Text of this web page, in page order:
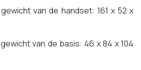
van de handset: 161 x 52 x
van de basis: 46 x 84 x 104